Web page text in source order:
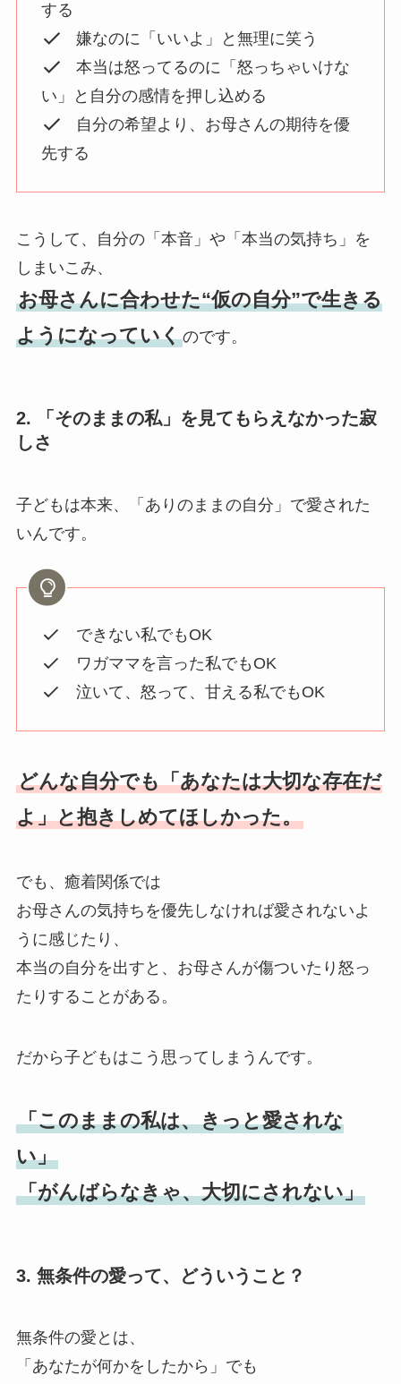
する
嫌なのに「いいよ」と無理に笑う
本当は怒ってるのに「怒っちゃいけな
い」と自分の感情を押し込める
自分の希望より、お母さんの期待を優
先する
こうして、自分の「本音」や「本当の気持ち」を
しまいこみ、
お母さんに合わせた“仮の自分”で生きる
ようになっていくのです。
2. 「そのままの私」を見てもらえなかった寂
しさ
子どもは本来、「ありのままの自分」で愛された
いんです。
できない私でもOK
ワガママを言った私でもOK
泣いて、怒って、甘える私でもOK
どんな自分でも「あなたは大切な存在だ
よ」と抱きしめてほしかった。
でも、癒着関係では
お母さんの気持ちを優先しなければ愛されないよ
うに感じたり、
本当の自分を出すと、お母さんが傷ついたり怒っ
たりすることがある。
だから子どもはこう思ってしまうんです。
「このままの私は、きっと愛されな
い」
「がんばらなきゃ、大切にされない」
3. 無条件の愛って、どういうこと？
無条件の愛とは、
「あなたが何かをしたから」でも